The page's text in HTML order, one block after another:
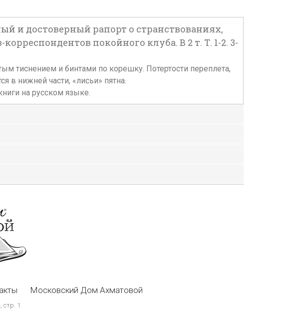
и достоверный рапорт о странствованиях,
покойного клуба. В 2 т. Т. 1-2. 3-
тиснением и бинтами по корешку. Потертости переплета,
в нижней части, «лисьи» пятна.
на русском языке.
Московский Дом Ахматовой
стр. 1